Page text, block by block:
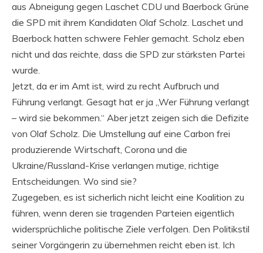
aus Abneigung gegen Laschet CDU und Baerbock Grüne
die SPD mit ihrem Kandidaten Olaf Scholz. Laschet und
Baerbock hatten schwere Fehler gemacht. Scholz eben
nicht und das reichte, dass die SPD zur stärksten Partei
wurde.
Jetzt, da er im Amt ist, wird zu recht Aufbruch und
Führung verlangt. Gesagt hat er ja „Wer Führung verlangt
– wird sie bekommen.“ Aber jetzt zeigen sich die Defizite
von Olaf Scholz. Die Umstellung auf eine Carbon frei
produzierende Wirtschaft, Corona und die
Ukraine/Russland-Krise verlangen mutige, richtige
Entscheidungen. Wo sind sie?
Zugegeben, es ist sicherlich nicht leicht eine Koalition zu
führen, wenn deren sie tragenden Parteien eigentlich
widersprüchliche politische Ziele verfolgen. Den Politikstil
seiner Vorgängerin zu übernehmen reicht eben ist. Ich